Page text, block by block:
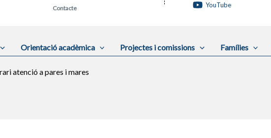
Contacte
YouTube
Orientació acadèmica Projectes i comissions Famílies
atenció a pares i mares